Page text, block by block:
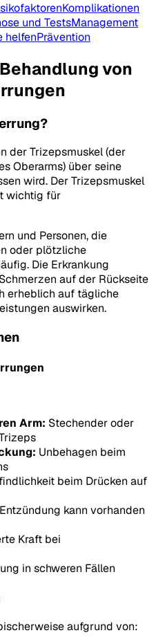
Komplikationen
und TestsManagement
helfenPrävention
von
der Trizepsmuskel (der
Oberarms) über seine
wird. Der Trizepsmuskel
wichtig für
und Personen, die
oder plötzliche
Die Erkrankung
auf der Rückseite
erheblich auf tägliche
auswirken.
Arm: Stechender oder
Unbehagen beim
beim Drücken auf
kann vorhanden
Kraft bei
in schweren Fällen
aufgrund von: